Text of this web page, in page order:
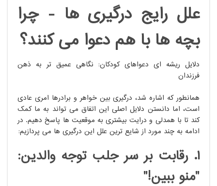
علل رایج درگیری ها - چرا
بچه ها با هم دعوا می کنند؟
دلایل ریشه ای دعواهای کودکان: نگاهی عمیق تر به ذهن
فرزندان
همانطور که اشاره شد، درگیری بین خواهر و برادرها امری عادی
است، اما دانستن دلایل اصلی این اتفاق می تواند به ما کمک
کند تا با همدلی و درایت بیشتری به موقعیت ها پاسخ دهیم. در
ادامه به چند مورد از شایع ترین علل این درگیری ها می پردازیم:
۱. رقابت بر سر جلب توجه والدین:
"منو ببین!"